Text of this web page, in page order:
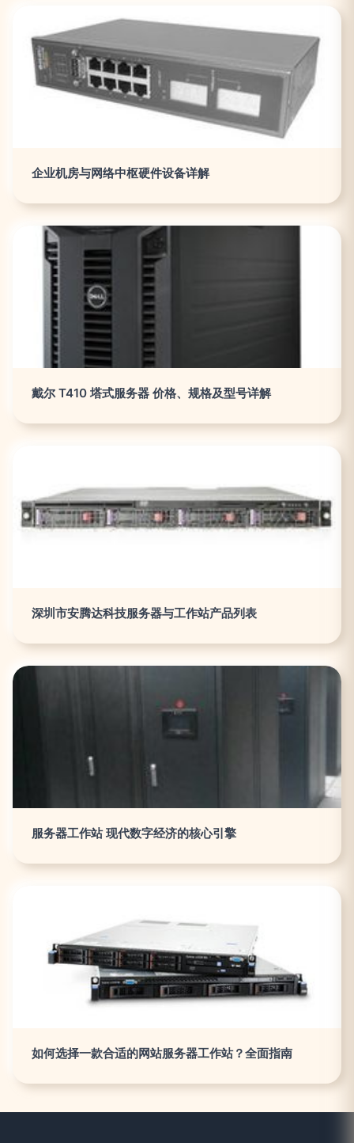
企业机房与网络中枢硬件设备详解
戴尔 T410 塔式服务器 价格、规格及型号详解
深圳市安腾达科技服务器与工作站产品列表
服务器工作站 现代数字经济的核心引擎
如何选择一款合适的网站服务器工作站？全面指南